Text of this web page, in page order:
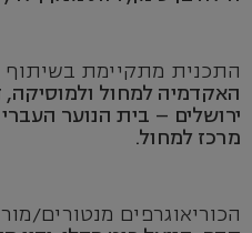
התכנית מתקיימת בשיתוף
האקדמיה למחול
ירושלים – בית הנוער
מרכז למחול.
הכוריאוגרפים מנטורים/